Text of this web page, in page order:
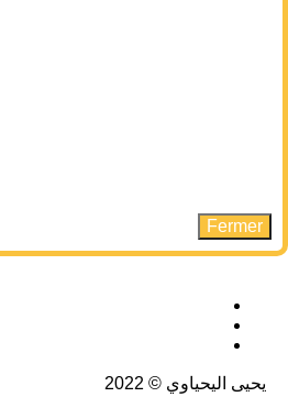
اليحياوي © 2022